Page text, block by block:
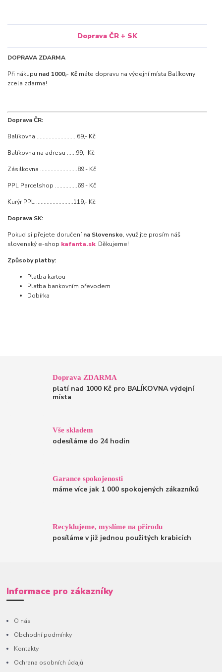
Doprava ČR + SK
DOPRAVA ZDARMA
Při nákupu nad 1000,- Kč máte dopravu na výdejní místa Balíkovny
zcela zdarma!
Doprava ČR:
Balíkovna ...........................69,- Kč
Balíkovna na adresu ......99,- Kč
Zásilkovna .........................89,- Kč
PPL Parcelshop ...............69,- Kč
Kurýr PPL .........................119,- Kč
Doprava SK:
Pokud si přejete doručenína Slovensko, využijte prosím náš
slovenský e-shop kafanta.sk. Děkujeme!
Způsoby platby:
Platba kartou
Platba bankovním převodem
Dobírka
Doprava ZDARMA
platí nad 1000 Kč pro BALÍKOVNA výdejní
místa
Vše skladem
odesíláme do 24 hodin
Garance spokojenosti
máme více jak 1 000 spokojených zákazníků
Recyklujeme, myslíme na přírodu
posíláme v již jednou použitých krabicích
Informace pro zákazníky
O nás
Obchodní podmínky
Kontakty
Ochrana osobních údajů